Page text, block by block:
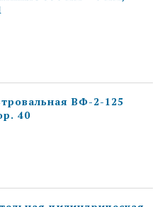
ВФ-2-125
40